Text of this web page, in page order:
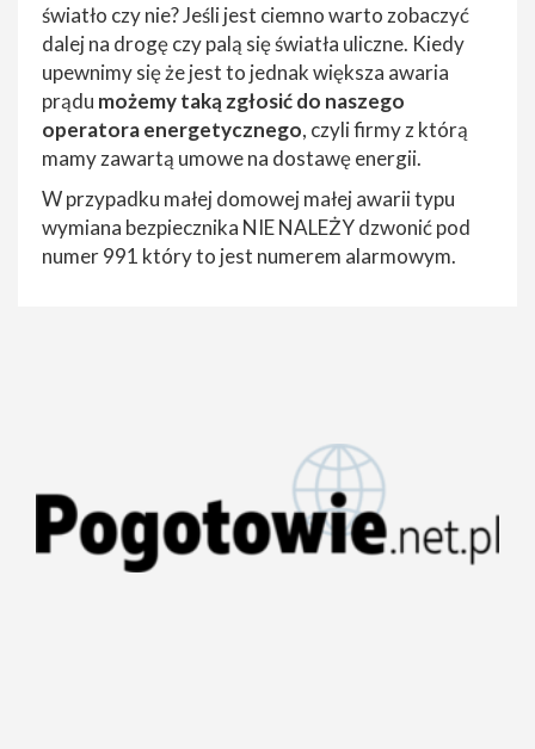
światło czy nie? Jeśli jest ciemno warto zobaczyć
dalej na drogę czy palą się światła uliczne. Kiedy
upewnimy się że jest to jednak większa awaria
prądu możemy taką zgłosić do naszego
operatora energetycznego, czyli firmy z którą
mamy zawartą umowe na dostawę energii.
W przypadku małej domowej małej awarii typu
wymiana bezpiecznika NIE NALEŻY dzwonić pod
numer 991 który to jest numerem alarmowym.